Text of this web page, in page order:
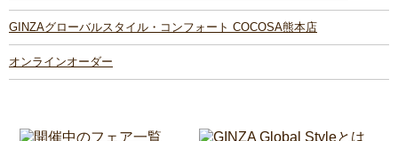
GINZAグローバルスタイル・コンフォート COCOSA熊本店
オンラインオーダー